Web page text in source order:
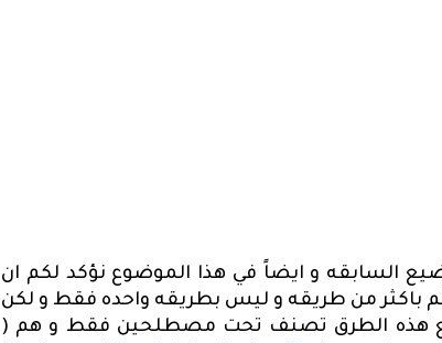
السابقه و ايضاً في هذا الموضوع نؤكد لكم ان
باكثر من طريقه و ليس بطريقه واحده فقط و لكن
هذه الطرق تصنف تحت مصطلحين فقط و هم (